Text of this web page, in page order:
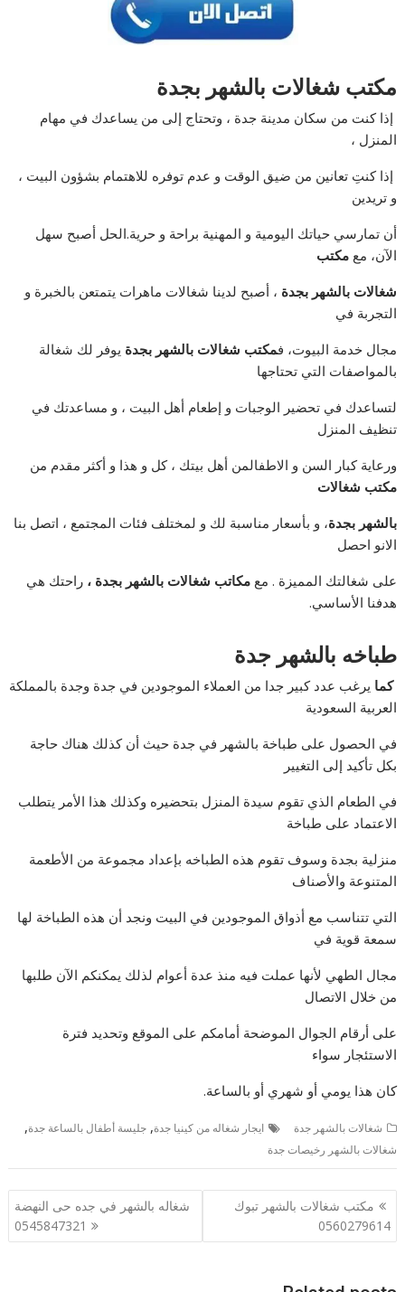
مكتب شغالات بالشهر بجدة
إذا كنت من سكان مدينة جدة ، وتحتاج إلى من يساعدك في مهام
المنزل ،
إذا كنتِ تعانين من ضيق الوقت و عدم توفره للاهتمام بشؤون البيت ،
و تريدين
أن تمارسي حياتك اليومية و المهنية براحة و حرية.الحل أصبح سهل
الآن، معمكتب
شغالات بالشهر بجدة ، أصبح لدينا شغالات ماهرات يتمتعن بالخبرة و
التجربة في
مجال خدمة البيوت، فمكتب شغالات بالشهر بجدة يوفر لك شغالة
بالمواصفات التي تحتاجها
لتساعدك في تحضير الوجبات و إطعام أهل البيت ، و مساعدتك في
تنظيف المنزل
ورعاية كبار السن و الاطفالمن أهل بيتك ، كل و هذا و أكثر مقدم من
مكتب شغالات
بالشهر بجدة، و بأسعار مناسبة لك و لمختلف فئات المجتمع ، اتصل بنا
الانو احصل
على شغالتك المميزة . معمكاتب شغالات بالشهر بجدة ،راحتك هي
هدفنا الأساسي.
طباخه بالشهر جدة
كما يرغب عدد كبير جدا من العملاء الموجودين في جدة وجدة بالمملكة
العربية السعودية
في الحصول على طباخة بالشهر في جدة حيث أن كذلك هناك حاجة
بكل تأكيد إلى التغيير
في الطعام الذي تقوم سيدة المنزل بتحضيره وكذلك هذا الأمر يتطلب
الاعتماد على طباخة
منزلية بجدة وسوف تقوم هذه الطباخه بإعداد مجموعة من الأطعمة
المتنوعة والأصناف
التي تتناسب مع أذواق الموجودين في البيت ونجد أن هذه الطباخة لها
سمعة قوية في
مجال الطهي لأنها عملت فيه منذ عدة أعوام لذلك يمكنكم الآن طلبها
من خلال الاتصال
على أرقام الجوال الموضحة أمامكم على الموقع وتحديد فترة
الاستئجار سواء
كان هذا يومي أو شهري أو بالساعة.
شغالات بالشهر جدة ايجار شغاله من كينيا جدة,جليسة أطفال بالساعة جدة,
شغالات بالشهر رخيصات جدة
تصفّح
المقالات
مكتب شغالات بالشهر تبوك
0560279614
شغاله بالشهر في جده حى النهضة
0545847321